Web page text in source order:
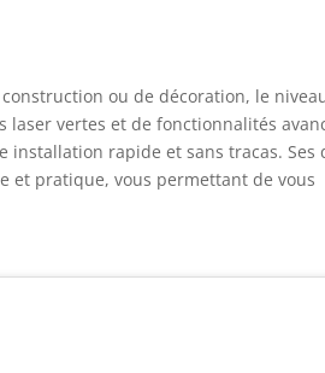
ou de décoration, le
vertes et de fonctionnalités
installation rapide et sans tracas. Ses
et pratique, vous permettant de vous